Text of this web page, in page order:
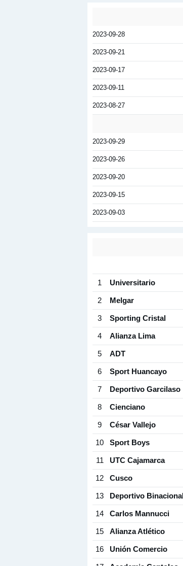
2023-09-28
2023-09-21
2023-09-17
2023-09-11
2023-08-27
2023-09-29
2023-09-26
2023-09-20
2023-09-15
2023-09-03
1 Universitario
2 Melgar
3 Sporting Cristal
4 Alianza Lima
5 ADT
6 Sport Huancayo
7 Deportivo Garcilaso
8 Cienciano
9 César Vallejo
10 Sport Boys
11 UTC Cajamarca
12 Cusco
13 Deportivo Binacional
14 Carlos Mannucci
15 Alianza Atlético
16 Unión Comercio